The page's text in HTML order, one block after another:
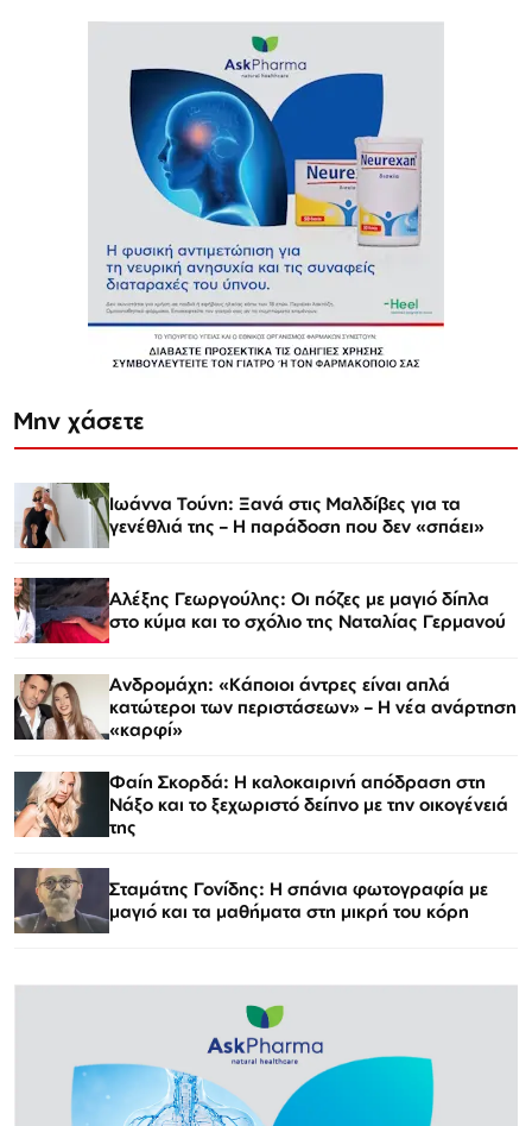
Μην χάσετε
Ιωάννα Τούνη: Ξανά στις Μαλδίβες για τα
γενέθλιά της – Η παράδοση που δεν «σπάει»
Αλέξης Γεωργούλης: Οι πόζες με μαγιό δίπλα
στο κύμα και το σχόλιο της Ναταλίας Γερμανού
Ανδρομάχη: «Κάποιοι άντρες είναι απλά
κατώτεροι των περιστάσεων» – Η νέα ανάρτηση
«καρφί»
Φαίη Σκορδά: Η καλοκαιρινή απόδραση στη
Νάξο και το ξεχωριστό δείπνο με την οικογένειά
της
Σταμάτης Γονίδης: Η σπάνια φωτογραφία με
μαγιό και τα μαθήματα στη μικρή του κόρη